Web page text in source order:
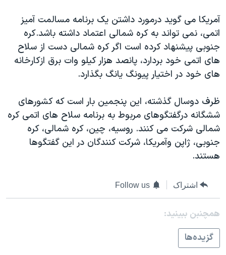
اسرائیل در جنگ
نرگس محمدی برنده جایزه نوبل صلح
همایش محافظه‌کاران آمریکا «سی‌پک»
سفر پرزیدنت ترامپ به چین
آمريکا می گويد درمورد داشتن يک برنامه مسالمت آميز
اتمی، نمی تواند به کره شمالی اعتماد داشته باشد.کره
جنوبی پيشنهاد کرده است اگر کره شمالی دست از سلاح
های اتمی خود بردارد، پانصد هزار کيلو وات برق ازکارخانه
های خود در اختيار پيونگ يانگ بگذارد.
ظرف دوسال گذشته، اين پنجمين بار است که کشورهای
ششگانه درگفتگوهای مربوط به برنامه سلاح های اتمی کره
شمالی شرکت می کنند. روسيه، چين، کره شمالی، کره
جنوبی، ژاپن وآمريکا، شرکت کنندگان در اين گفتگوها
هستند.
اشتراک Follow us
همچنبن ببینید:
گزيده‌ها